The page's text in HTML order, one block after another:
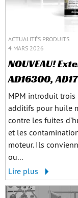
ACTUALITÉS PRODUITS
4 MARS 2026
NOUVEAU!
AD16300,
MPM introduit trois
additifs pour huile
contre les fuites
et les
moteur. Ils
ou...
Lire plus